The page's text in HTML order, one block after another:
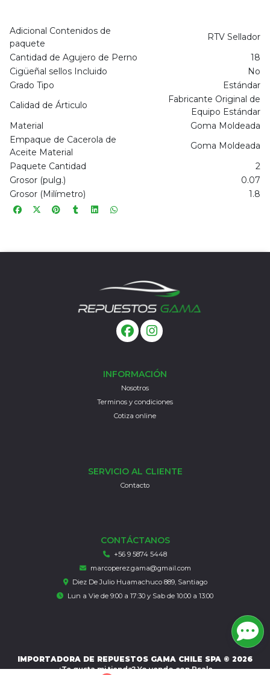
Adicional Contenidos de
paquete
RTV Sellador
Cantidad de Agujero de Perno
18
Cigüeñal sellos Incluido
No
Grado Tipo
Estándar
Calidad de Árticulo
Fabricante Original de
Equipo Estándar
Material
Goma Moldeada
Empaque de Cacerola de
Aceite Material
Goma Moldeada
Paquete Cantidad
2
Grosor (pulg.)
0.07
Grosor (Milímetro)
1.8
INFORMACIÓN
Nosotros
Terminos y condiciones
Cotiza online
SERVICIO AL CLIENTE
Contacto
CONTÁCTANOS
+56 9 5874 5448
marcoperez.gama@gmail.com
Diez De Julio Huamachuco 889, Santiago
Lun a Vie de 9:00 a 17:30 y Sab de 10:00 a 13:00
IMPORTADORA DE REPUESTOS GAMA CHILE SPA © 2026
¿Te gusta mi tienda? Yo vendo conBsale